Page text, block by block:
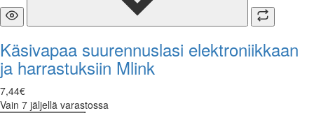
Käsivapaa suurennuslasi elektroniikkaan
ja harrastuksiin Mlink
7,44€
Vain 7 jäljellä varastossa